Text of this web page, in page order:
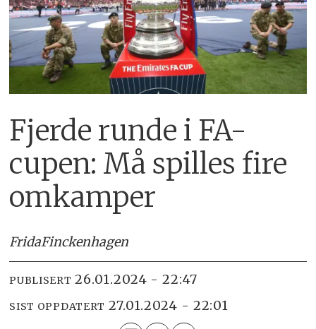
Fjerde runde i FA-
cupen: Må spilles fire
omkamper
FridaFinckenhagen
PUBLISERT 26.01.2024 - 22:47
SIST OPPDATERT 27.01.2024 - 22:01